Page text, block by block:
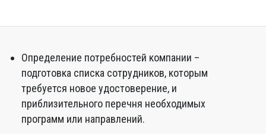
Определение потребностей компании –
подготовка списка сотрудников, которым
требуется новое удостоверение, и
приблизительного перечня необходимых
программ или направлений.